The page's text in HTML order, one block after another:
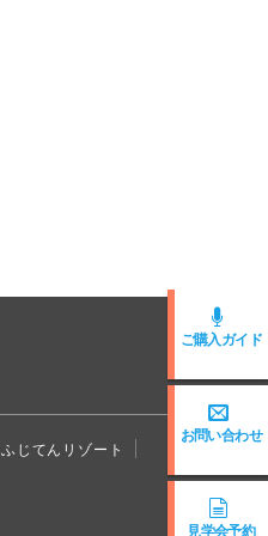
ご購入ガイド
お問い合わせ
見学会予約
ふじてんリゾート